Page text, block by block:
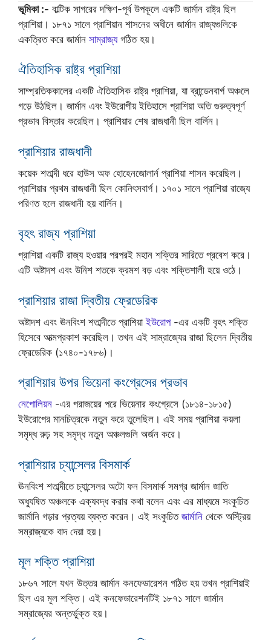
ভূমিকা :- বাল্টিক সাগরের দক্ষিণ-পূর্ব উপকূলে একটি জার্মান রাষ্ট্র ছিল
প্রাশিয়া। ১৮৭১ সালে প্রাশিয়ান শাসনের অধীনে জার্মান রাজ্যগুলিকে
একত্রিত করে জার্মান সাম্রাজ্যগঠিত হয়।
ঐতিহাসিক রাষ্ট্র প্রাশিয়া
সাম্প্রতিককালের একটি ঐতিহাসিক রাষ্ট্র প্রাশিয়া, যা ব্রান্ডেনবার্গ অঞ্চলে
গড়ে উঠছিল। জার্মান এবং ইউরোপীয় ইতিহাসে প্রাশিয়া অতি গুরুত্বপূর্ণ
প্রভাব বিস্তার করেছিল। প্রাশিয়ার শেষ রাজধানী ছিল বার্লিন।
প্রাশিয়ার রাজধানী
কয়েক শতাব্দী ধরে হাউস অফ হোহেনজোলার্ন প্রাশিয়া শাসন করেছিল।
প্রাশিয়ার প্রথম রাজধানী ছিল কোনিৎসবার্গ। ১৭০১ সালে প্রাশিয়া রাজ্যে
পরিণত হলে রাজধানী হয় বার্লিন।
বৃহৎ রাজ্য প্রাশিয়া
প্রাশিয়া একটি রাজ্য হওয়ার পরপরই মহান শক্তির সারিতে প্রবেশ করে।
এটি অষ্টাদশ এবং উনিশ শতকে ক্রমশ বড় এবং শক্তিশালী হয়ে ওঠে।
প্রাশিয়ার রাজা দ্বিতীয় ফ্রেডেরিক
অষ্টাদশ এবং ঊনবিংশ শতাব্দীতে প্রাশিয়াইউরোপ-এর একটি বৃহৎ শক্তি
হিসেবে আত্মপ্রকাশ করেছিল। তখন এই সাম্রাজ্যের রাজা ছিলেন দ্বিতীয়
ফ্রেডেরিক (১৭৪০-১৭৮৬)।
প্রাশিয়ার উপর ভিয়েনা কংগ্রেসের প্রভাব
নেপোলিয়ন -এর পরাজয়ের পরে ভিয়েনার কংগ্রেসে (১৮১৪-১৮১৫)
ইউরোপের মানচিত্রকে নতুন করে তুলেছিল। এই সময় প্রাশিয়া কয়লা
সমৃদ্ধ রুঢ় সহ সমৃদ্ধ নতুন অঞ্চলগুলি অর্জন করে।
প্রাশিয়ার চ্যান্সেলর বিসমার্ক
ঊনবিংশ শতাব্দীতে চ্যান্সেলর অটো ফন বিসমার্ক সমগ্র জার্মান জাতি
অধ্যুষিত অঞ্চলকে এক্যবদ্ধ করার কথা বলেন এবং এর মাধ্যমে সংকুচিত
জার্মানি গড়ার প্রত্যয় ব্যক্ত করেন। এই সংকুচিত জার্মানি থেকে অস্ট্রিয়
সম্রাজ্যকে বাদ দেয়া হয়।
মূল শক্তি প্রাশিয়া
১৮৬৭ সালে যখন উত্তর জার্মান কনফেডারেশন গঠিত হয় তখন প্রাশিয়াই
ছিল এর মূল শক্তি। এই কনফেডারেশনটিই ১৮৭১ সালে জার্মান
সম্রাজ্যের অন্তর্ভুক্ত হয়।